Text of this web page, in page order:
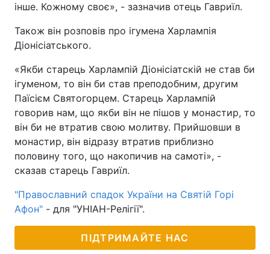
інше. Кожному своє», - зазначив отець Гавриїл.
Також він розповів про ігумена Харлампія
Діонісіатського.
«Якби старець Харлампій Діонісіатскій не став би
ігуменом, то він би став преподобним, другим
Паїсієм Святогорцем. Старець Харлампій
говорив нам, що якби він не пішов у монастир, то
він би не втратив свою молитву. Прийшовши в
монастир, він відразу втратив приблизно
половину того, що накопичив на самоті», -
сказав старець Гавриїл.
"Православний спадок України на Святій Горі
Афон" - для "УНІАН-Релігії".
ПІДТРИМАЙТЕ НАС